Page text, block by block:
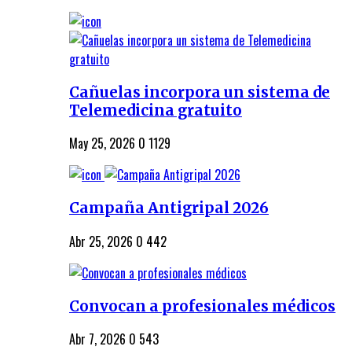
Cañuelas incorpora un sistema de
Telemedicina gratuito
May 25, 2026 0 1129
Campaña Antigripal 2026
Abr 25, 2026 0 442
Convocan a profesionales médicos
Abr 7, 2026 0 543